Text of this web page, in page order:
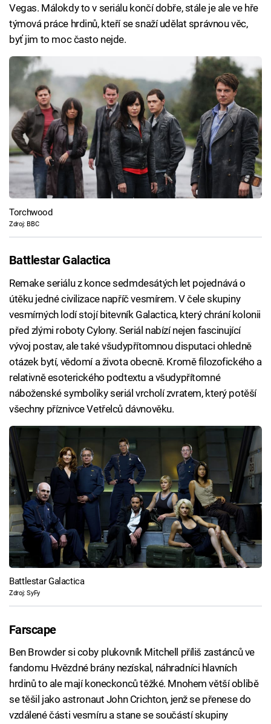
Vegas. Málokdy to v seriálu končí dobře, stále je ale ve hře
týmová práce hrdinů, kteří se snaží udělat správnou věc,
byť jim to moc často nejde.
Torchwood
Zdroj: BBC
Battlestar Galactica
Remake seriálu z konce sedmdesátých let pojednává o
útěku jedné civilizace napříč vesmírem. V čele skupiny
vesmírných lodí stojí bitevník Galactica, který chrání kolonii
před zlými roboty Cylony. Seriál nabízí nejen fascinující
vývoj postav, ale také všudypřítomnou disputaci ohledně
otázek bytí, vědomí a života obecně. Kromě filozofického a
relativně esoterického podtextu a všudypřítomné
náboženské symboliky seriál vrcholí zvratem, který potěší
všechny příznivce Vetřelců dávnověku.
Battlestar Galactica
Zdroj: SyFy
Farscape
Ben Browder si coby plukovník Mitchell příliš zastánců ve
fandomu Hvězdné brány nezískal, náhradníci hlavních
hrdinů to ale mají koneckonců těžké. Mnohem větší oblibě
se těšil jako astronaut John Crichton, jenž se přenese do
vzdálené části vesmíru a stane se součástí skupiny